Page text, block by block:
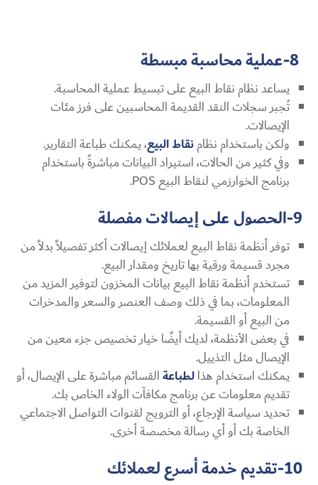
يساعد نظام نقاط البيع على تبسيط عملية المحاسبة.
تُجبر سجلات النقد القديمة المحاسبين على فرز مئات
الإيصالات.
ولكن باستخدام نظامنقاط البيع، يمكنك طباعة التقارير.
وفي كثير من الحالات، استيراد البيانات مباشرةً باستخدام
برنامج الخوارزمي لنقاط البيع POS.
9-الحصول على إيصالات مفصلة
توفر أنظمة نقاط البيع لعملائك إيصالات أكثر تفصيلاً بدلاً من
مجرد قسيمة ورقية بها تاريخ ومقدار البيع.
تستخدم أنظمة نقاط البيع بيانات المخزون لتوفير المزيد من
المعلومات، بما في ذلك وصف العنصر والسعر والمدخرات
من البيع أو القسيمة.
في بعض الأنظمة، لديك أيضًا خيار تخصيص جزء معين من
الإيصال مثل التذييل.
يمكنك استخدام هذالطباعةالقسائم مباشرة على الإيصال، أو
تقديم معلومات عن برنامج مكافآت الولاء الخاص بك.
تحديد سياسة الإرجاع، أو الترويج لقنوات التواصل الاجتماعي
الخاصة بك أو أي رسالة مخصصة أخرى.
10-تقديم خدمة أسرع لعملائك